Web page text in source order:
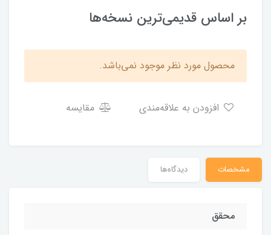
بر اساس قديمی‌ترين نسخه‌ها
محصول مورد نظر موجود نمی‌باشد.
مقایسه
مشخصات دیدگاه‌ها
محقق